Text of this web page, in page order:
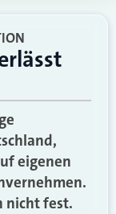
eigenen
nicht fest.